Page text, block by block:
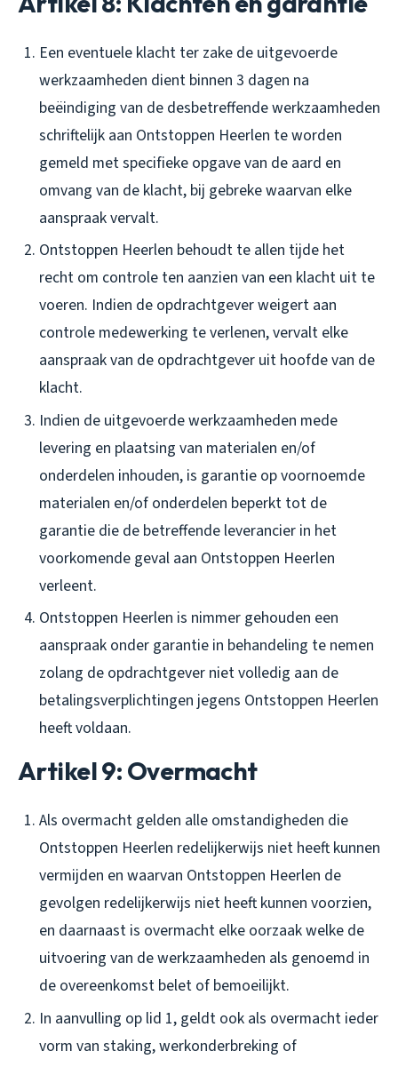
Een eventuele klacht ter zake de uitgevoerde
werkzaamheden dient binnen 3 dagen na
beëindiging van de desbetreffende werkzaamheden
schriftelijk aan Ontstoppen Heerlen te worden
gemeld met specifieke opgave van de aard en
omvang van de klacht, bij gebreke waarvan elke
aanspraak vervalt.
Ontstoppen Heerlen behoudt te allen tijde het
recht om controle ten aanzien van een klacht uit te
voeren. Indien de opdrachtgever weigert aan
controle medewerking te verlenen, vervalt elke
aanspraak van de opdrachtgever uit hoofde van de
klacht.
Indien de uitgevoerde werkzaamheden mede
levering en plaatsing van materialen en/of
onderdelen inhouden, is garantie op voornoemde
materialen en/of onderdelen beperkt tot de
garantie die de betreffende leverancier in het
voorkomende geval aan Ontstoppen Heerlen
verleent.
Ontstoppen Heerlen is nimmer gehouden een
aanspraak onder garantie in behandeling te nemen
zolang de opdrachtgever niet volledig aan de
betalingsverplichtingen jegens Ontstoppen Heerlen
heeft voldaan.
Artikel 9: Overmacht
Als overmacht gelden alle omstandigheden die
Ontstoppen Heerlen redelijkerwijs niet heeft kunnen
vermijden en waarvan Ontstoppen Heerlen de
gevolgen redelijkerwijs niet heeft kunnen voorzien,
en daarnaast is overmacht elke oorzaak welke de
uitvoering van de werkzaamheden als genoemd in
de overeenkomst belet of bemoeilijkt.
In aanvulling op lid 1, geldt ook als overmacht ieder
vorm van staking, werkonderbreking of